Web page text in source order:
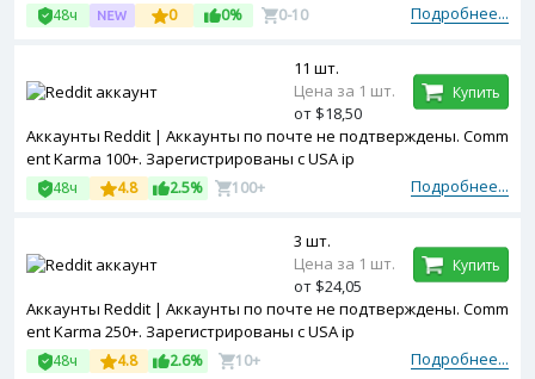
Подробнее...
48ч 0 0% 0-10
Аккаунты Reddit | Аккаунты по почте не подтверждены. Comm
ent Karma 100+. Зарегистрированы с USA ip
Подробнее...
48ч 4.8 2.5% 100+
11 шт.
Цена за 1 шт.
от $18,50
Купить
Аккаунты Reddit | Аккаунты по почте не подтверждены. Comm
ent Karma 250+. Зарегистрированы с USA ip
Подробнее...
48ч 4.8 2.6% 10+
3 шт.
Цена за 1 шт.
от $24,05
Купить